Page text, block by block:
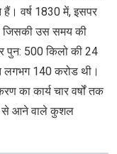
हैं। वर्ष 1830 में, इसपर
जिसकी उस समय की
पुन: 500 किलो की 24
लगभग 140 करोड थी।
का कार्य चार वर्षों तक
से आने वाले कुशल